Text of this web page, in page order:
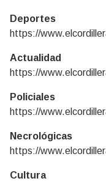
Deportes
https://
Actualidad
https://
Policiales
https://
Necrológicas
https://
Cultura